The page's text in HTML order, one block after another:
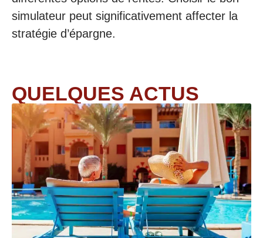
simulateur peut significativement affecter la
stratégie d’épargne.
QUELQUES ACTUS